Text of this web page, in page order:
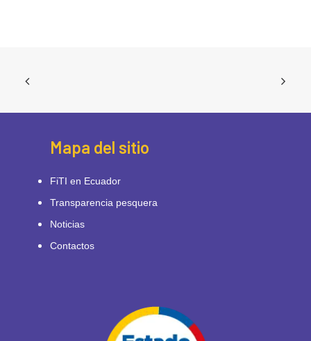
Mapa del sitio
FiTI en Ecuador
Transparencia pesquera
Noticias
Contactos